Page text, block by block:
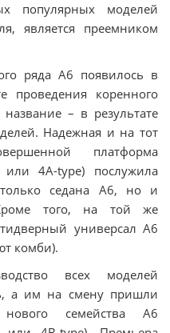
моделей
является преемником
ряда А6 появилось в
проведения коренного
– в результате
Надежная и на тот
платформа
или 4А-type) послужила
седана А6, но и
того, на той же
универсал А6
комби).
всех моделей
а им на смену пришли
семейства A6